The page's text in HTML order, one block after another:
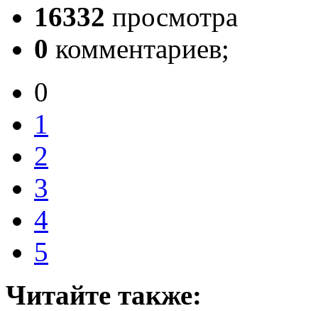
16332 просмотра
0 комментариев;
0
1
2
3
4
5
Читайте также: